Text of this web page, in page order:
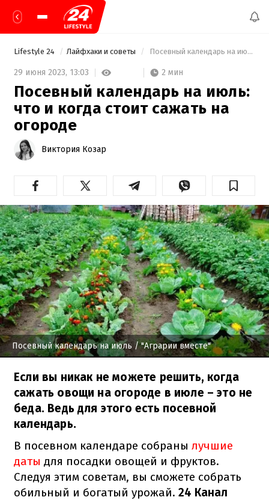
Lifestyle 24 Лайфхаки и советы Посевный календарь на июль: что и когда стоит сажать на огороде
29 июня 2023, 13:03 2 мин
Посевный календарь на июль:
что и когда стоит сажать на
огороде
Виктория Козар
Посевный календарь на июль/ "Аграрии вместе"
Если вы никак не можете решить, когда
сажать овощи на огороде в июле – это не
беда. Ведь для этого есть посевной
календарь.
В посевном календаре собраны лучшие
даты для посадки овощей и фруктов.
Следуя этим советам, вы сможете собрать
обильный и богатый урожай. 24 Канал